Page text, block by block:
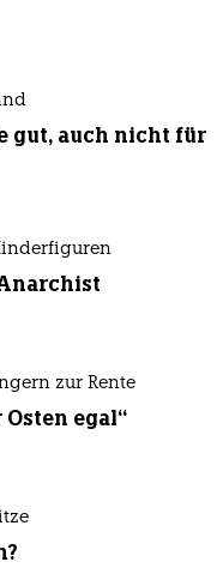
gut, auch nicht für
zur Rente
egal“